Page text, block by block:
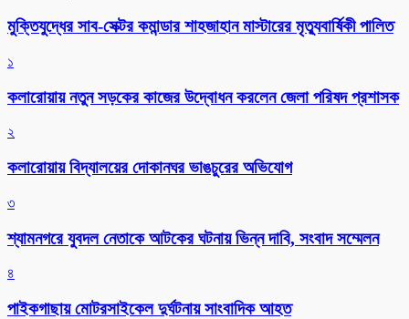
মুক্তিযুদ্ধের সাব-সেক্টর কমান্ডার শাহজাহান মাস্টারের মৃত্যুবার্ষিকী পালিত
১
কলারোয়ায় নতুন সড়কের কাজের উদ্বোধন করলেন জেলা পরিষদ প্রশাসক
২
কলারোয়ায় বিদ্যালয়ের দোকানঘর ভাঙচুরের অভিযোগ
৩
শ্যামনগরে যুবদল নেতাকে আটকের ঘটনায় ভিন্ন দাবি, সংবাদ সম্মেলন
৪
পাইকগাছায় মোটরসাইকেল দুর্ঘটনায় সাংবাদিক আহত